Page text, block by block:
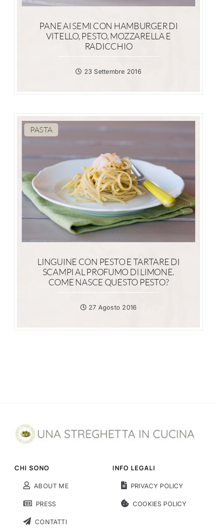
PANE AI SEMI CON HAMBURGER DI
VITELLO, PESTO, MOZZARELLA E
RADICCHIO
23 Settembre 2016
PASTA
LINGUINE CON PESTO E TARTARE DI
SCAMPI AL PROFUMO DI LIMONE.
COME NASCE QUESTO PESTO?
27 Agosto 2016
CHI SONO
ABOUT ME
PRESS
CONTATTI
INFO LEGALI
PRIVACY POLICY
COOKIES POLICY